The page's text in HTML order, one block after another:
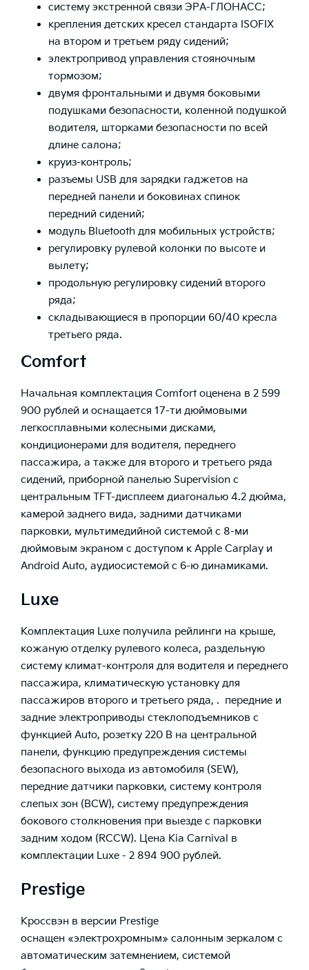
систему экстренной связи ЭРА-ГЛОНАСС;
крепления детских кресел стандарта ISOFIX
на втором и третьем ряду сидений;
электропривод управления стояночным
тормозом;
двумя фронтальными и двумя боковыми
подушками безопасности, коленной подушкой
водителя, шторками безопасности по всей
длине салона;
круиз-контроль;
разъемы USB для зарядки гаджетов на
передней панели и боковинах спинок
передний сидений;
модуль Bluetooth для мобильных устройств;
регулировку рулевой колонки по высоте и
вылету;
продольную регулировку сидений второго
ряда;
складывающиеся в пропорции 60/40 кресла
третьего ряда.
Comfort
Начальная комплектация Comfort оценена в 2 599
900 рублей и оснащается 17-ти дюймовыми
легкосплавными колесными дисками,
кондиционерами для водителя, переднего
пассажира, а также для второго и третьего ряда
сидений, приборной панелью Supervision с
центральным TFT-дисплеем диагональю 4.2 дюйма,
камерой заднего вида, задними датчиками
парковки, мультимедийной системой с 8-ми
дюймовым экраном с доступом к Apple Carplay и
Android Auto, аудиосистемой с 6-ю динамиками.
Luxe
Комплектация Luxe получила рейлинги на крыше,
кожаную отделку рулевого колеса, раздельную
систему климат-контроля для водителя и переднего
пассажира, климатическую установку для
пассажиров второго и третьего ряда, . передние и
задние электроприводы стеклоподъемников с
функцией Auto, розетку 220 В на центральной
панели, функцию предупреждения системы
безопасного выхода из автомобиля (SEW),
передние датчики парковки, систему контроля
слепых зон (BCW), систему предупреждения
бокового столкновения при выезде с парковки
задним ходом (RCCW). Цена Kia Carnival в
комплектации Luxe - 2 894 900 рублей.
Prestige
Кроссвэн в версии Prestige
оснащен «электрохромным» салонным зеркалом с
автоматическим затемнением, системой